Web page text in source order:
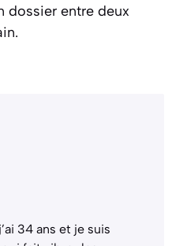
dossier entre deux
34 ans et je suis